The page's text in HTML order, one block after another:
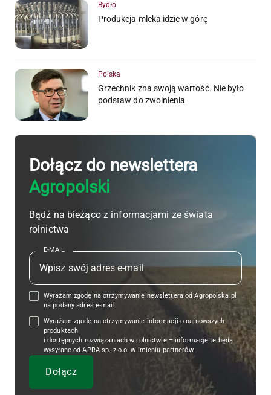
Bydło
Produkcja mleka idzie w górę
Polska
Grzechnik zna swoją wartość. Nie było
podstaw do zwolnienia
Dołącz do newslettera
Agropolski
Bądź na bieżąco z informacjami ze świata
rolnictwa
E-MAIL
Wyrażam zgodę na otrzymywanie newslettera od Agropolska.pl
na podany adres e-mail.
Wyrażam zgodę na otrzymywanie informacji o najnowszych
produktach
i dostępnych rozwiązaniach w rolnictwie – informacje te będą
wysyłane od APRA sp. z o.o. w imieniu partnerów.